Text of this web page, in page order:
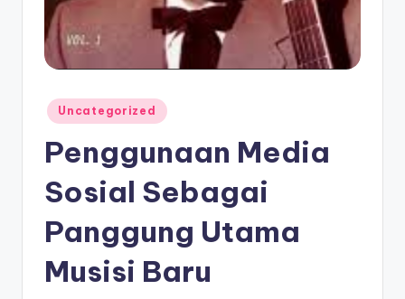
Posted
in
Uncategorized
Penggunaan Media
Sosial Sebagai
Panggung Utama
Musisi Baru